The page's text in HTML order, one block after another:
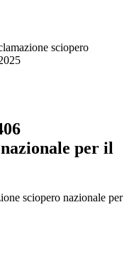
sciopero
per il
sciopero nazionale per